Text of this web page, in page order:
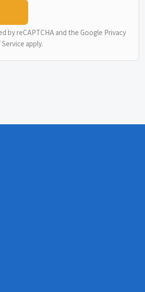
by reCAPTCHA and the Google Privacy
apply.